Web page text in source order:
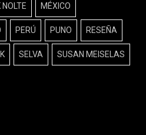
MÉXICO
PERÚ PUNO RESEÑA
SELVA SUSAN MEISELAS